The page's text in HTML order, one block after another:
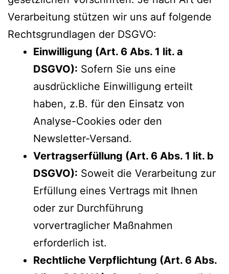
Verarbeitung stützen wir uns auf folgende
Rechtsgrundlagen der DSGVO:
Einwilligung (Art. 6 Abs. 1 lit. a
DSGVO): Sofern Sie uns eine
ausdrückliche Einwilligung erteilt
haben, z.B. für den Einsatz von
Analyse-Cookies oder den
Newsletter-Versand.
Vertragserfüllung (Art. 6 Abs. 1 lit. b
DSGVO): Soweit die Verarbeitung zur
Erfüllung eines Vertrags mit Ihnen
oder zur Durchführung
vorvertraglicher Maßnahmen
erforderlich ist.
Rechtliche Verpflichtung (Art. 6 Abs.